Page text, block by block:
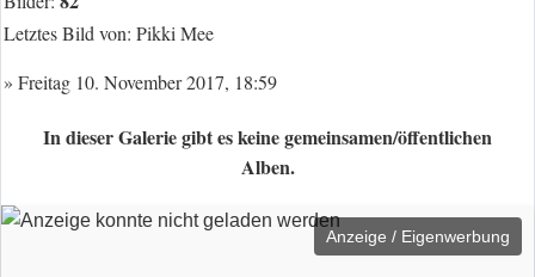
Letztes Bild von: Pikki Mee
» Freitag 10. November 2017, 18:59
In dieser Galerie gibt es keine gemeinsamen/öffentlichen
Alben.
Anzeige / Eigenwerbung